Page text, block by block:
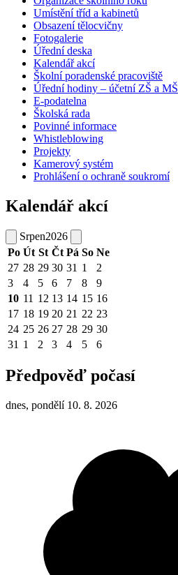
Umístění tříd a kabinetů
Obsazení tělocvičny
Fotogalerie
Úřední deska
Kalendář akcí
Školní poradenské pracoviště
Úřední hodiny – účetní ZŠ a MŠ
E-podatelna
Školská rada
Povinné informace
Whistleblowing
Projekty
Kamerový systém
Prohlášení o ochraně soukromí
Kalendář akcí
Srpen2026
Po Út St Čt Pá So Ne
27 28 29 30 31 1
2
3
4 5 6 7 8
9
10 11 12 13 14 15 16
17 18 19 20 21 22 23
24 25 26 27 28 29 30
31 1 2 3 4 5 6
Předpověď počasí
dnes, pondělí 10. 8. 2026